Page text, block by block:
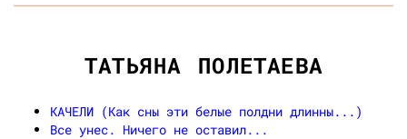
ТАТЬЯНА ПОЛЕТАЕВА
КАЧЕЛИ (Как сны эти белые полдни длинны...)
Все унес. Ничего не оставил...